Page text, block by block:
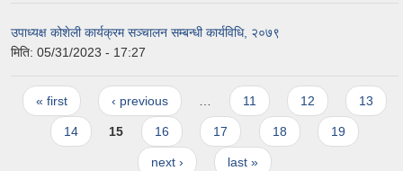
उपाध्यक्ष कोशेली कार्यक्रम सञ्चालन सम्बन्धी कार्यविधि, २०७९
मिति: 05/31/2023 - 17:27
Pages
« first ‹ previous 11 12 13
14 15 16 17 18 19
next › last »